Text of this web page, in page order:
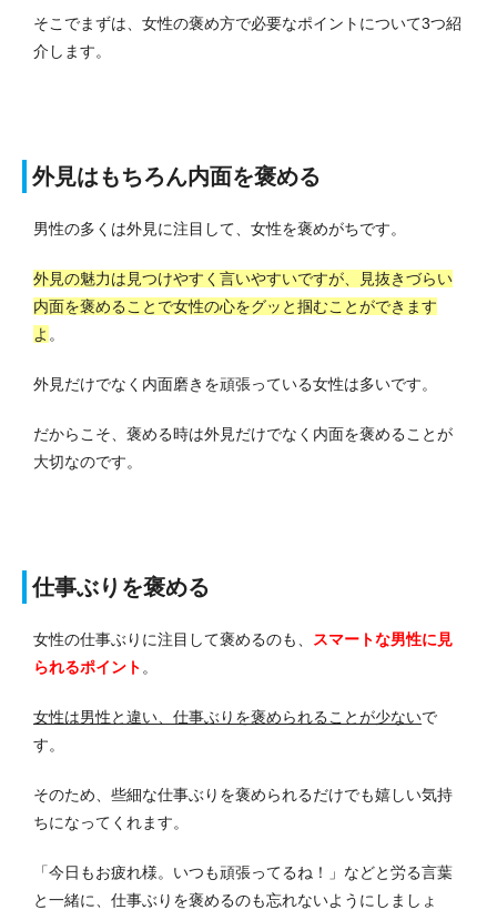
そこでまずは、女性の褒め方で必要なポイントについて3つ紹
介します。
外見はもちろん内面を褒める
男性の多くは外見に注目して、女性を褒めがちです。
外見の魅力は見つけやすく言いやすいですが、見抜きづらい
内面を褒めることで女性の心をグッと掴むことができます
よ 。
外見だけでなく内面磨きを頑張っている女性は多いです。
だからこそ、褒める時は外見だけでなく内面を褒めることが
大切なのです。
仕事ぶりを褒める
女性の仕事ぶりに注目して褒めるのも、
スマートな男性に見
られるポイント 。
女性は男性と違い、仕事ぶりを褒められることが少ないで
す。
そのため、些細な仕事ぶりを褒められるだけでも嬉しい気持
ちになってくれます。
「今日もお疲れ様。いつも頑張ってるね！」などと労る言葉
と一緒に、仕事ぶりを褒めるのも忘れないようにしましょ